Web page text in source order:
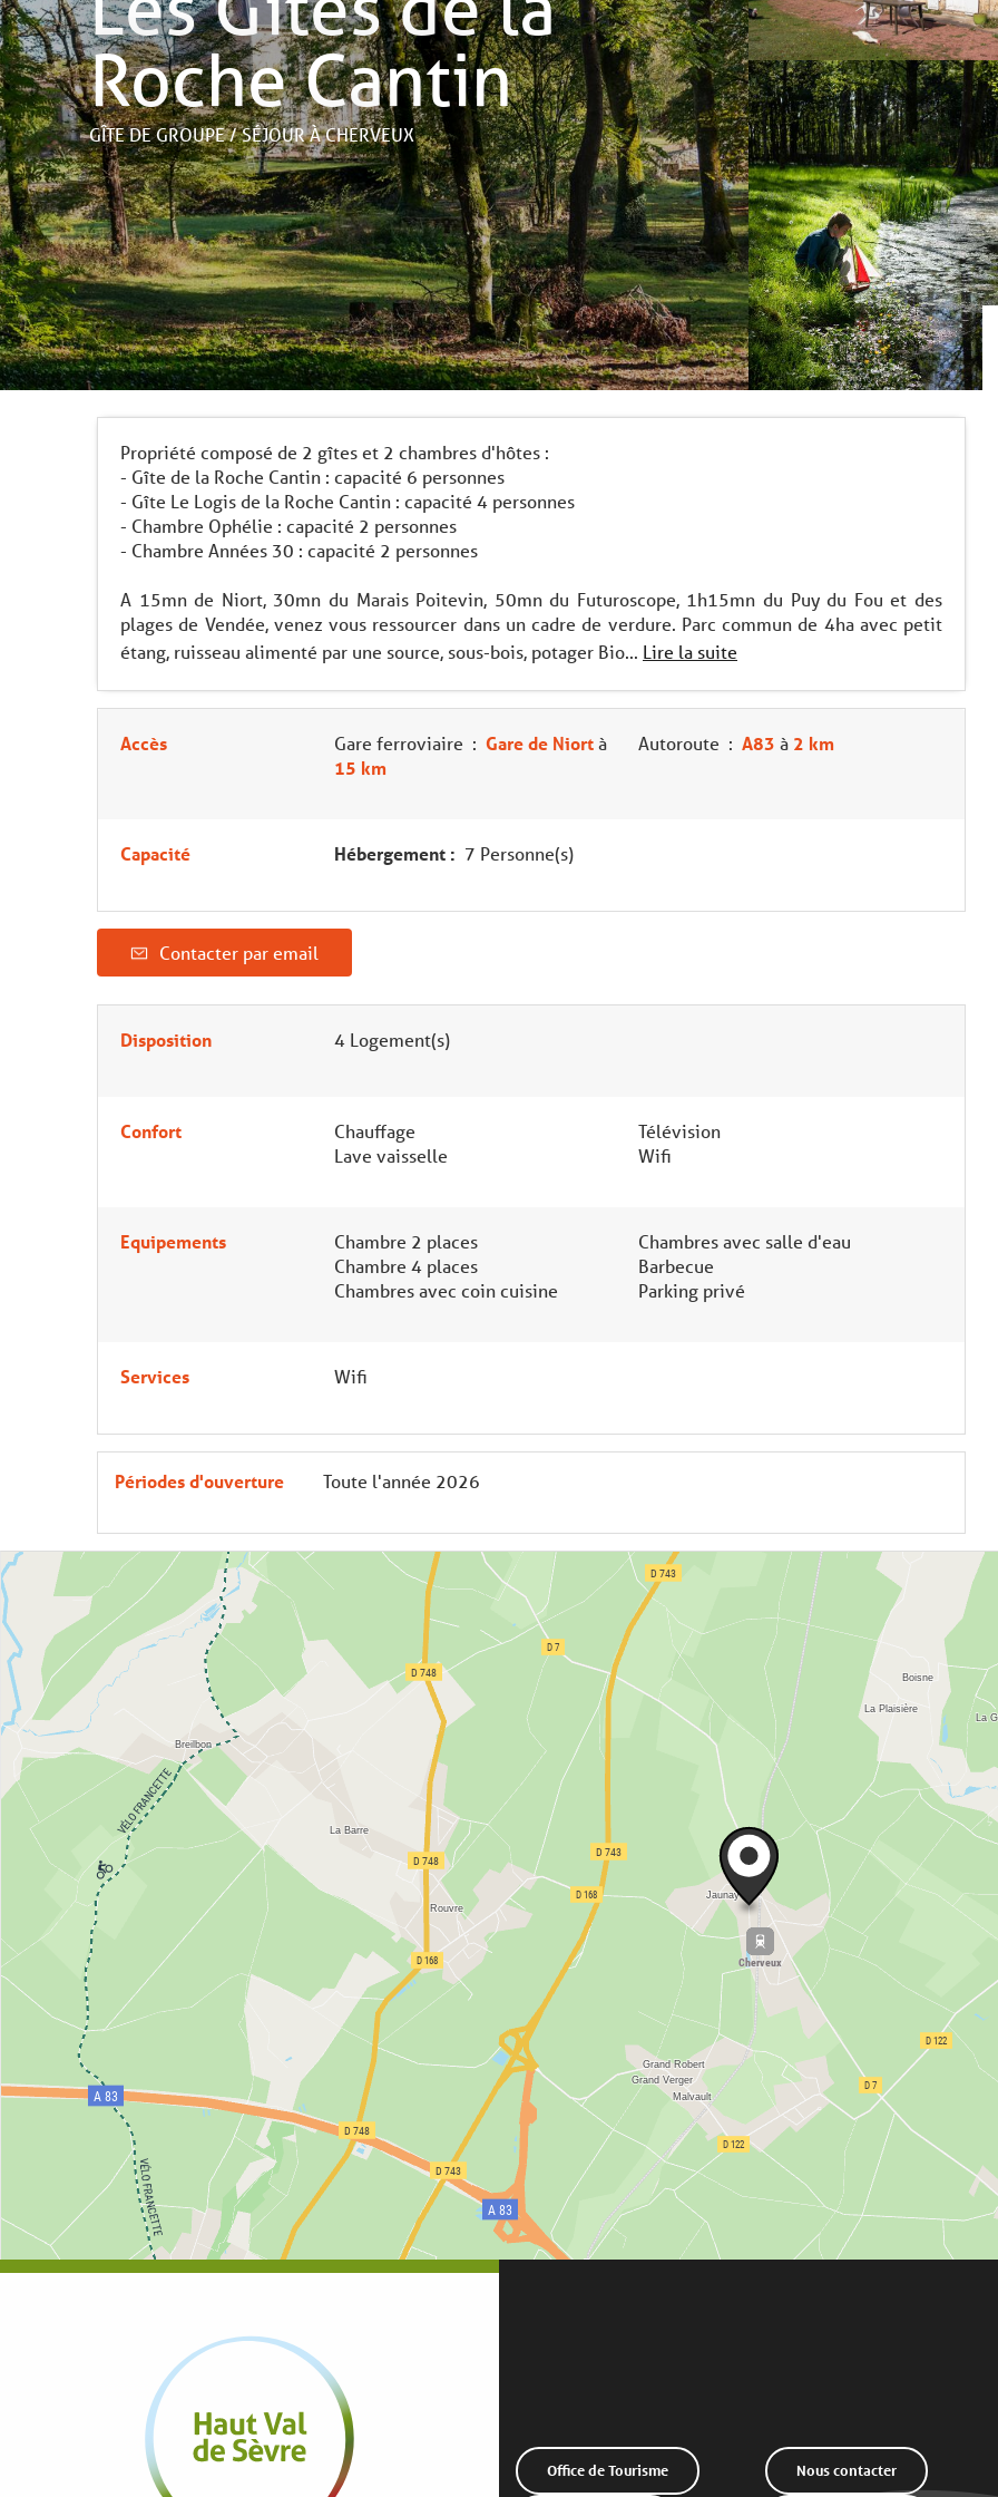
Roche Cantin
GÎTE DE GROUPE / SÉJOURÀ CHERVEUX
Propriété composé de 2 gîtes et 2 chambres d'hôtes :
- Gîte de la Roche Cantin : capacité 6 personnes
- Gîte Le Logis de la Roche Cantin : capacité 4 personnes
- Chambre Ophélie : capacité 2 personnes
- Chambre Années 30 : capacité 2 personnes
A 15mn de Niort, 30mn du Marais Poitevin, 50mn du Futuroscope, 1h15mn du Puy du Fou et des
plages de Vendée, venez vous ressourcer dans un cadre de verdure. Parc commun de 4ha avec petit
étang, ruisseau alimenté par une source, sous-bois, potager Bio... Lire la suite
Accès Gare ferroviaire : Gare de Niortà
15 km
Autoroute : A83 à 2 km
Capacité Hébergement : 7 Personne(s)
Contacter par email
Disposition 4 Logement(s)
Confort
Chauffage
Lave vaisselle
Télévision
Wifi
Equipements
Chambre 2 places
Chambre 4 places
Chambres avec coin cuisine
Chambres avec salle d'eau
Barbecue
Parking privé
Services Wifi
Périodes d'ouverture Toute l'année 2026
Office de Tourisme Nous contacter